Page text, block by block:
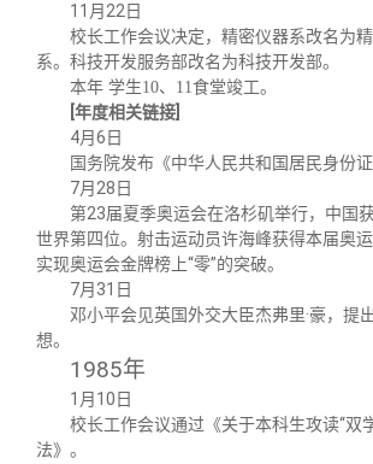
11月22日
校长工作会议决定，精密仪器系改名为
系。科技开发服务部改名为科技开发部。
本年 学生10、11食堂竣工。
[年度相关链接]
4月6日
国务院发布《中华人民共和国居民身份证
7月28日
第23届夏季奥运会在洛杉矶举行，中国
世界第四位。射击运动员许海峰获得本届奥运
实现奥运会金牌榜上“零”的突破。
7月31日
邓小平会见英国外交大臣杰弗里·豪，提
想。
1985年
1月10日
校长工作会议通过《关于本科生攻读“双
法》。